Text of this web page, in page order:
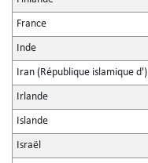
France
Inde
Iran (République islamique d')
Irlande
Islande
Israël